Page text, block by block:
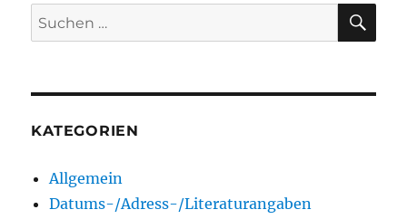
Suchen
nach:
KATEGORIEN
Allgemein
Datums-/Adress-/Literaturangaben